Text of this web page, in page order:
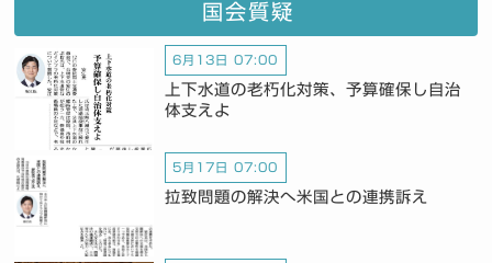
国会質疑
6月13日 07:00
上下水道の老朽化対策、予算確保し自治
体支えよ
5月17日 07:00
拉致問題の解決へ米国との連携訴え